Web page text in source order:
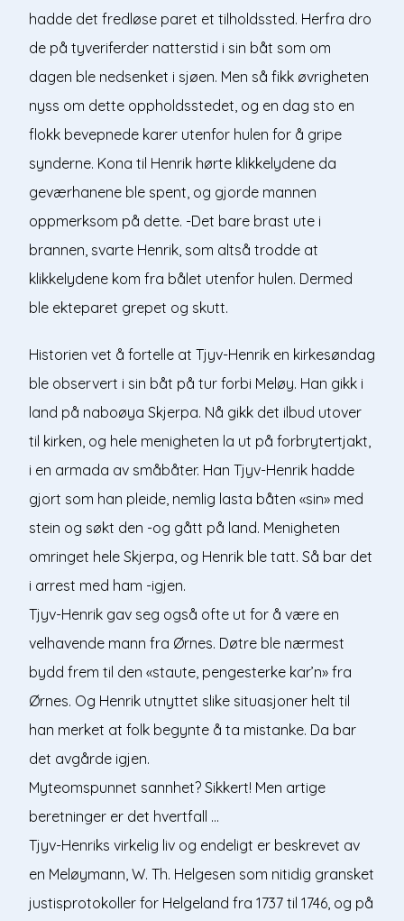
hadde det fredløse paret et tilholdssted. Herfra dro
de på tyveriferder natterstid i sin båt som om
dagen ble nedsenket i sjøen. Men så fikk øvrigheten
nyss om dette oppholdsstedet, og en dag sto en
flokk bevepnede karer utenfor hulen for å gripe
synderne. Kona til Henrik hørte klikkelydene da
geværhanene ble spent, og gjorde mannen
oppmerksom på dette. -Det bare brast ute i
brannen, svarte Henrik, som altså trodde at
klikkelydene kom fra bålet utenfor hulen. Dermed
ble ekteparet grepet og skutt.
Historien vet å fortelle at Tjyv-Henrik en kirkesøndag
ble observert i sin båt på tur forbi Meløy. Han gikk i
land på naboøya Skjerpa. Nå gikk det ilbud utover
til kirken, og hele menigheten la ut på forbrytertjakt,
i en armada av småbåter. Han Tjyv-Henrik hadde
gjort som han pleide, nemlig lasta båten «sin» med
stein og søkt den -og gått på land. Menigheten
omringet hele Skjerpa, og Henrik ble tatt. Så bar det
i arrest med ham -igjen.
Tjyv-Henrik gav seg også ofte ut for å være en
velhavende mann fra Ørnes. Døtre ble nærmest
bydd frem til den «staute, pengesterke kar’n» fra
Ørnes. Og Henrik utnyttet slike situasjoner helt til
han merket at folk begynte å ta mistanke. Da bar
det avgårde igjen.
Myteomspunnet sannhet? Sikkert! Men artige
beretninger er det hvertfall …
Tjyv-Henriks virkelig liv og endeligt er beskrevet av
en Meløymann, W. Th. Helgesen som nitidig gransket
justisprotokoller for Helgeland fra 1737 til 1746, og på